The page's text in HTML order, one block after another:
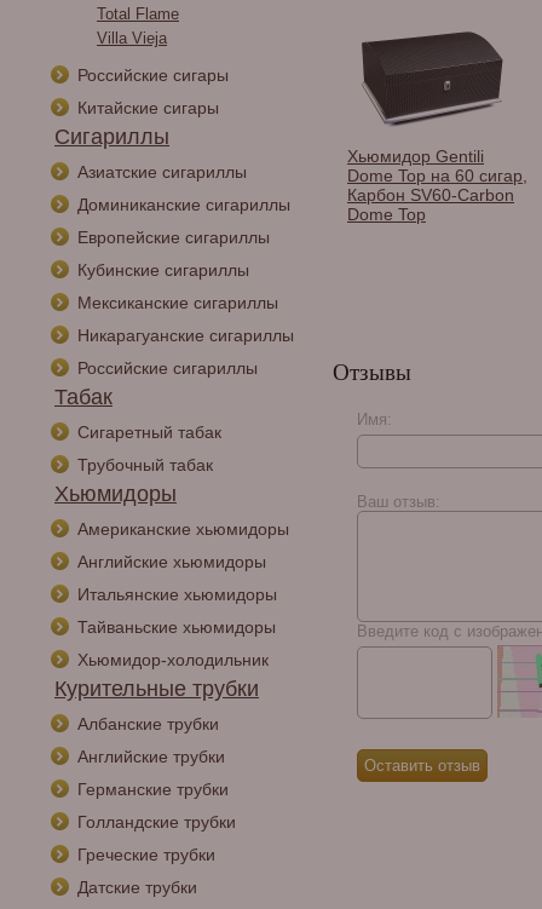
Total Flame
Villa Vieja
Российские сигары
Китайские сигары
Сигариллы
Азиатские сигариллы
Доминиканские сигариллы
Европейские сигариллы
Кубинские сигариллы
Мексиканские сигариллы
Никарагуанские сигариллы
Российские сигариллы
Табак
Сигаретный табак
Трубочный табак
Хьюмидоры
Американские хьюмидоры
Английские хьюмидоры
Итальянские хьюмидоры
Тайваньские хьюмидоры
Хьюмидор-холодильник
Курительные трубки
Албанские трубки
Английские трубки
Германские трубки
Голландские трубки
Греческие трубки
Датские трубки
набором,
дерево
Pyramid L - Deluxe
черный 1425
Хьюмидор Gentili
Dome Top на 60 сигар,
Карбон SV60-Carbon
Dome Top
Отзывы
Имя:
Ваш отзыв:
Введите код с